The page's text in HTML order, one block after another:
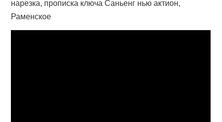
нарезка, прописка ключа Саньенг нью актион,
Раменское